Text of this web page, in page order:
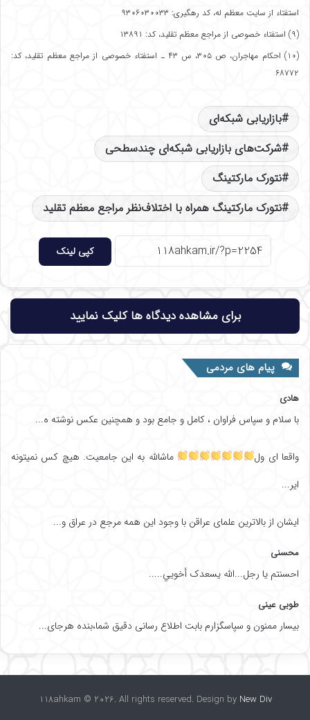
استفتاء از سایت معظم له، کد رهگیری: ۹۳۰۶۰۳۰۰۳۳
(۹) استفتاء خصوصی از مراجع معظم تقلید، کد: ۱۳۸۹۱
(۱۰) احکام مهاجران، ص ۳۰۵، س ۴۳ ـ استفتاء خصوصی از مراجع معظم تقلید، کد:
۶۸۷۷۲
بازاریابی شبکه‌ای
شرکت‌های بازاریابی شبکه‌ای چندسطحی
نتورک مارکتینگ
نتورک مارکتینگ همراه با اختلاف‌نظر مراجع معظم تقلید
کپی لینک
برای مشاهده دیدگاه ها کلیک نمایید
پیام های مردمی
هادی
با سلام و سپاس فراوان ، کامل و جامع بود و همچنین عکس نوشته ه...
واقعا ای ول
ماشالله به این جامعیت. هیچ کس نمیتونه
ایر...
ایشان از بالاترین علمای عراقن با وجود این همه مرجع در عراق و...
محسنی
احسنتم یا رجل...الله یسعدک أخويي.....
طوبی عینی
بیسار ممنون و سپاسگزارم بابت اطلاع رسانی دقیق شما،بنده هرجای...
118ahkam © 2026. All rights reserved. Design by New Div